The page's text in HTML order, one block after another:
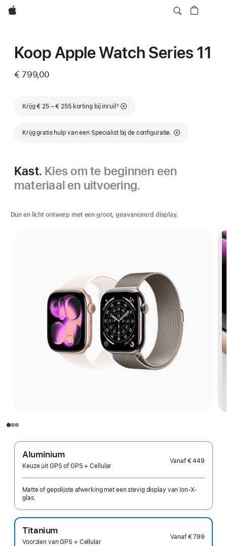
Apple
Koop Apple Watch Series 11
€ 799,00
Krijg € 25 – € 255 korting bij inruil
Voetnoot
②
Krijg gratis hulp van een Specialist bij de configuratie.
Kast. Kies om te beginnen een
materiaal en uitvoering.
Dun en licht ontwerp met een groot, geavanceerd display.
Aluminium
Keuze uit GPS of GPS + Cellular
Vanaf € 449
Matte of gepolijste afwerking met een stevig display van Ion-X-
glas.
Titanium
Voorzien van GPS + Cellular
Vanaf € 799